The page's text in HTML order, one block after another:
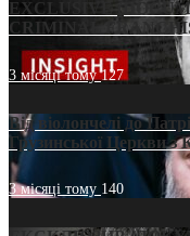
EXCLUSIVE
CRIMINAL
3 місяці тому127
Від віолончелі до
Грузинської Церкви
3 місяці тому 140